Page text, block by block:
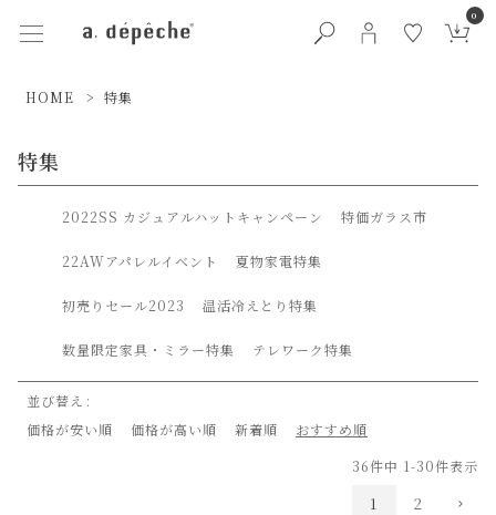
0
HOME 特集
特集
2022SS カジュアルハットキャンペーン 特価ガラス市
22AWアパレルイベント 夏物家電特集
初売りセール2023 温活冷えとり特集
数量限定家具・ミラー特集 テレワーク特集
並び替え
価格が安い順
価格が高い順 新着順
おすすめ順
36件中 1-30件表示
1 2